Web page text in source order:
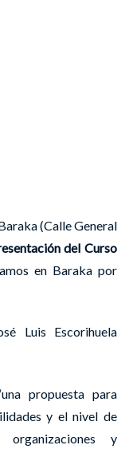
(Calle General
del Curso
en Baraka por
Luis Escorihuela
propuesta para
y el nivel de
organizaciones y